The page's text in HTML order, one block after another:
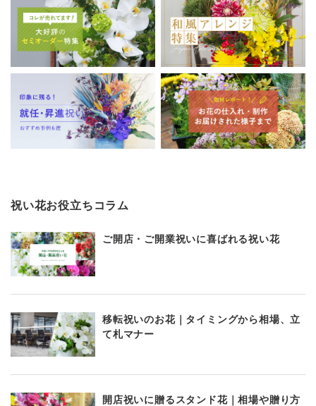
祝い花お役立ちコラム
ご開店・ご開業祝いに喜ばれる祝い花
移転祝いのお花｜タイミングから相場、立
て札マナー
開店祝いに贈るスタンド花｜相場や贈り方